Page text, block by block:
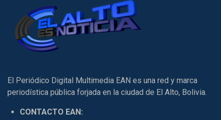
El Periódico Digital Multimedia EAN es una red y marca
periodística pública forjada en la ciudad de El Alto, Bolivia.
CONTACTO EAN: